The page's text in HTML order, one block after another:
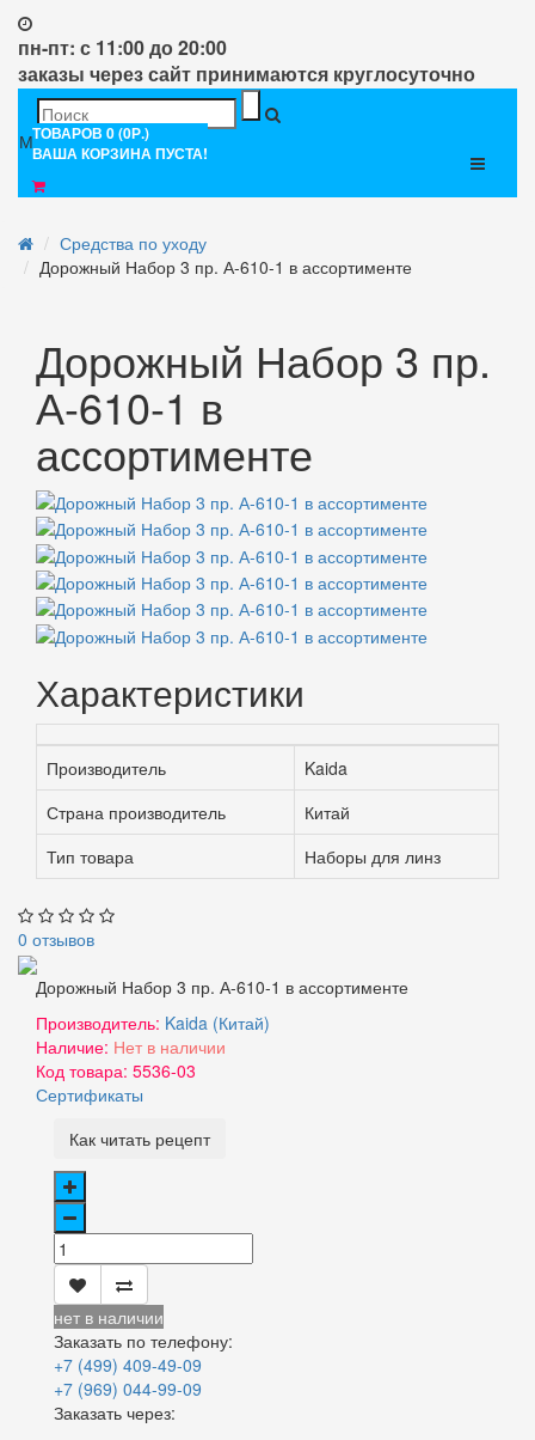
пн-пт: с 11:00 до 20:00
заказы через сайт принимаются круглосуточно
ТОВАРОВ 0 (0Р.)
ВАША КОРЗИНА ПУСТА!
Меню
Средства по уходу
Дорожный Набор 3 пр. А-610-1 в ассортименте
Дорожный Набор 3 пр.
А-610-1 в
ассортименте
Характеристики
Производитель
Kaida
Страна производитель
Китай
Тип товара
Наборы для линз
0 отзывов
Дорожный Набор 3 пр. А-610-1 в ассортименте
Производитель: Kaida (Китай)
Наличие: Нет в наличии
Код товара: 5536-03
Сертификаты
Как читать рецепт
нет в наличии
Заказать по телефону:
+7 (499) 409-49-09
+7 (969) 044-99-09
Заказать через: